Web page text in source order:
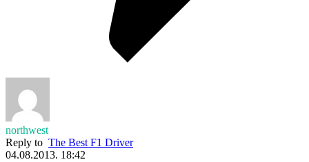
northwest
Reply to The Best F1 Driver
04.08.2013. 18:42